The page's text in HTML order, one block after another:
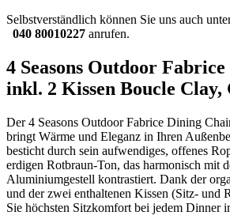
Selbstverständlich können Sie uns auch
040 80010227 anrufen.
4 Seasons Outdoor
inkl. 2 Kissen Boucle Clay,
Der 4 Seasons Outdoor Fabrice Dining
bringt Wärme und Eleganz in Ihren
besticht durch sein aufwendiges, offenes
erdigen Rotbraun-Ton, das harmonisch mit
Aluminiumgestell kontrastiert. Dank der
und der zwei enthaltenen Kissen (Sitz- und
Sie höchsten Sitzkomfort bei jedem Dinner